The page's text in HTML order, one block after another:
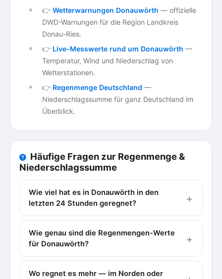
👉 Wetterwarnungen Donauwörth — offizielle
DWD-Warnungen für die Region Landkreis
Donau-Ries.
👉 Live-Messwerte rund um Donauwörth —
Temperatur, Wind und Niederschlag von
Wetterstationen.
👉 Regenmenge Deutschland —
Niederschlagssumme für ganz Deutschland im
Überblick.
Häufige Fragen zur Regenmenge &
Niederschlagssumme
Wie viel hat es in Donauwörth in den
letzten 24 Stunden geregnet?
Wie genau sind die Regenmengen-Werte
für Donauwörth?
Wo regnet es mehr — im Norden oder